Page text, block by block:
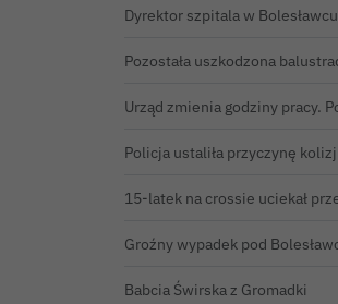
Babcia Świrska z Gromadki